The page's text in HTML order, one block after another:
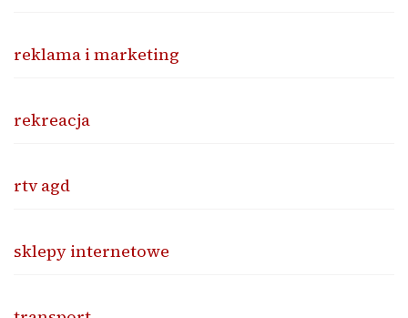
reklama i marketing
rekreacja
rtv agd
sklepy internetowe